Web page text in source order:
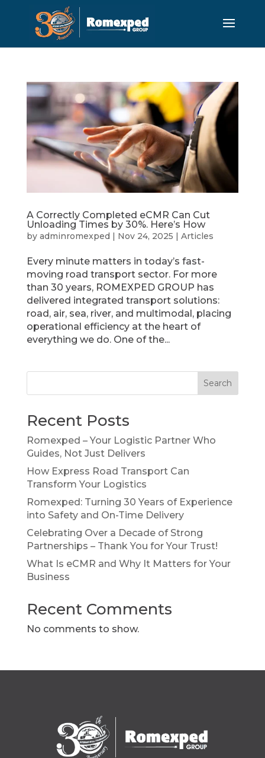
A Correctly Completed eCMR Can Cut
Unloading Times by 30%. Here’s How
by adminromexped Nov 24, 2025 Articles
Every minute matters in today’s fast-
moving road transport sector. For more
than 30 years, ROMEXPED GROUP has
delivered integrated transport solutions:
road, air, sea, river, and multimodal, placing
operational efficiency at the heart of
everything we do. One of the...
Search
Recent Posts
Romexped – Your Logistic Partner Who
Guides, Not Just Delivers
How Express Road Transport Can
Transform Your Logistics
Romexped: Turning 30 Years of Experience
into Safety and On-Time Delivery
Celebrating Over a Decade of Strong
Partnerships – Thank You for Your Trust!
What Is eCMR and Why It Matters for Your
Business
Recent Comments
No comments to show.